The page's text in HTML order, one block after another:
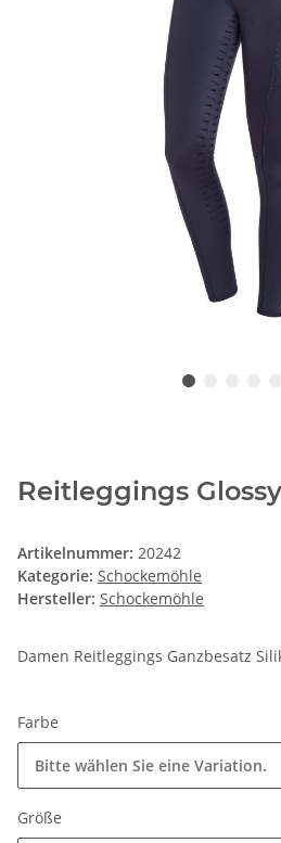
Reitleggings
Artikelnummer: 20242
Kategorie: Schockemöhle
Hersteller: Schockemöhle
Damen Reitleggings Ganzbesatz
Farbe
Bitte wählen Sie eine Variation.
Größe